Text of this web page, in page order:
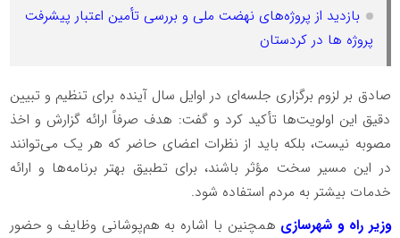
بازدید از پروژه‌های نهضت ملی و بررسی تأمین اعتبار پیشرفت
پروژه ها در کردستان
صادق بر لزوم برگزاری جلسه‌ای در اوایل سال آینده برای تنظیم و تبیین
دقیق این اولویت‌ها تأکید کرد و گفت: هدف صرفاً ارائه گزارش و اخذ
مصوبه نیست، بلکه باید از نظرات اعضای حاضر که هر یک می‌توانند
در این مسیر سخت مؤثر باشند، برای تطبیق بهتر برنامه‌ها و ارائه
خدمات بیشتر به مردم استفاده شود.
وزیر راه و شهرسازی همچنین با اشاره به هم‌پوشانی وظایف و حضور